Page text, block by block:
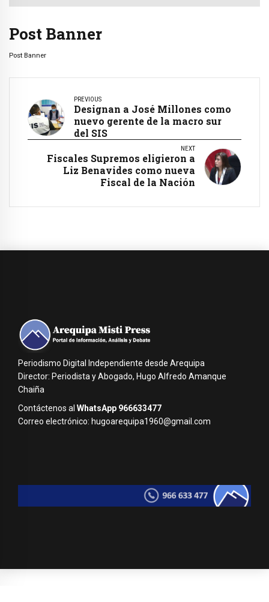
Post Banner
Post Banner
PREVIOUS
Designan a José Millones como
nuevo gerente de la macro sur
del SIS
NEXT
Fiscales Supremos eligieron a
Liz Benavides como nueva
Fiscal de la Nación
Periodismo Digital Independiente desde Arequipa
Director: Periodista y Abogado, Hugo Alfredo Amanque
Chaiña
Contáctenos al WhatsApp 966633477
Correo electrónico: hugoarequipa1960@gmail.com